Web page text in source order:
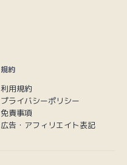
規約
利用規約
プライバシーポリシー
免責事項
広告・アフィリエイト表記